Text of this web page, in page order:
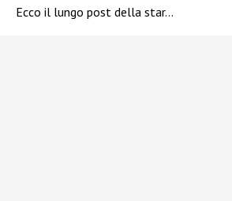
Ecco il lungo post della star…